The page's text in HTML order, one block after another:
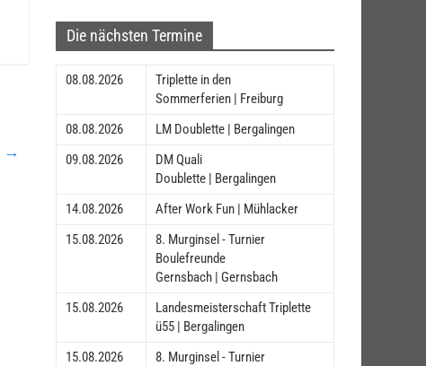
→
Die nächsten Termine
08.08.2026
Triplette in den
Sommerferien | Freiburg
08.08.2026
LM Doublette | Bergalingen
09.08.2026
DM Quali
Doublette | Bergalingen
14.08.2026
After Work Fun | Mühlacker
15.08.2026
8. Murginsel - Turnier
Boulefreunde
Gernsbach | Gernsbach
15.08.2026
Landesmeisterschaft Triplette
ü55 | Bergalingen
15.08.2026
8. Murginsel - Turnier